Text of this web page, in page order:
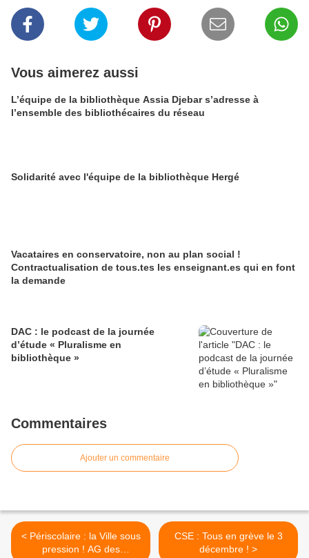
Vous aimerez aussi
L’équipe de la bibliothèque Assia Djebar s’adresse à
l’ensemble des bibliothécaires du réseau
Solidarité avec l'équipe de la bibliothèque Hergé
Vacataires en conservatoire, non au plan social !
Contractualisation de tous.tes les enseignant.es qui en font
la demande
DAC : le podcast de la journée
d’étude « Pluralisme en
bibliothèque »
Commentaires
Ajouter un commentaire
< Périscolaire : la Ville sous
pression ! AG des
CSE : Tous en grève le 3
décembre ! >